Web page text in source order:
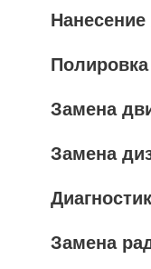
Нанесение
Замена
Замена
Замена